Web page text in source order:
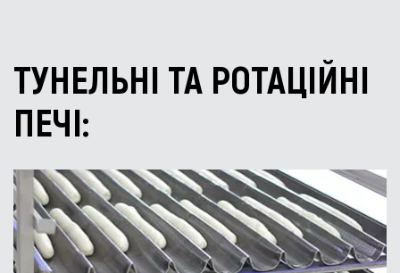
ТУНЕЛЬНІ ТА РОТАЦІЙНІ
ПЕЧІ: